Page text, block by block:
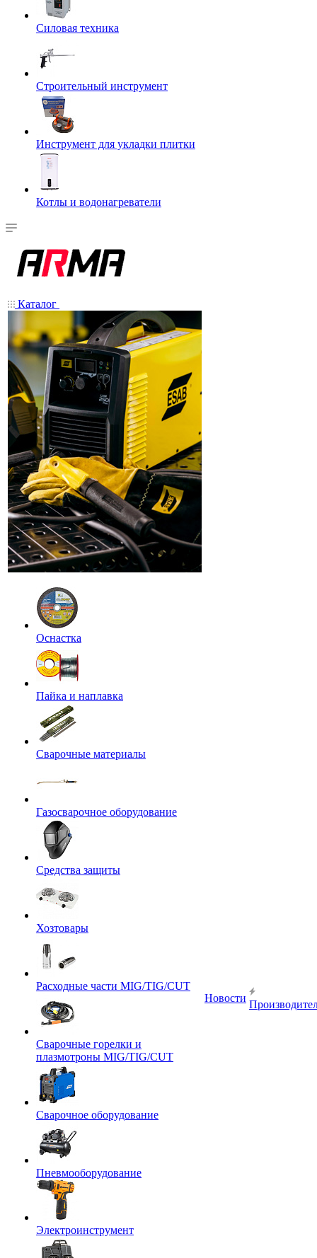
Силовая техника
Строительный инструмент
Инструмент для укладки плитки
Котлы и водонагреватели
Каталог
Оснастка
Пайка и наплавка
Сварочные материалы
Газосварочное оборудование
Средства защиты
Хозтовары
Расходные части MIG/TIG/CUT
Сварочные горелки и
плазмотроны MIG/TIG/CUT
Сварочное оборудование
Пневмооборудование
Электроинструмент
Новости